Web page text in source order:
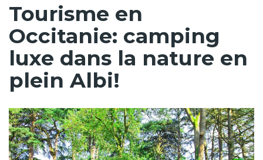
Tourisme en
Occitanie: camping
luxe dans la nature en
plein Albi!